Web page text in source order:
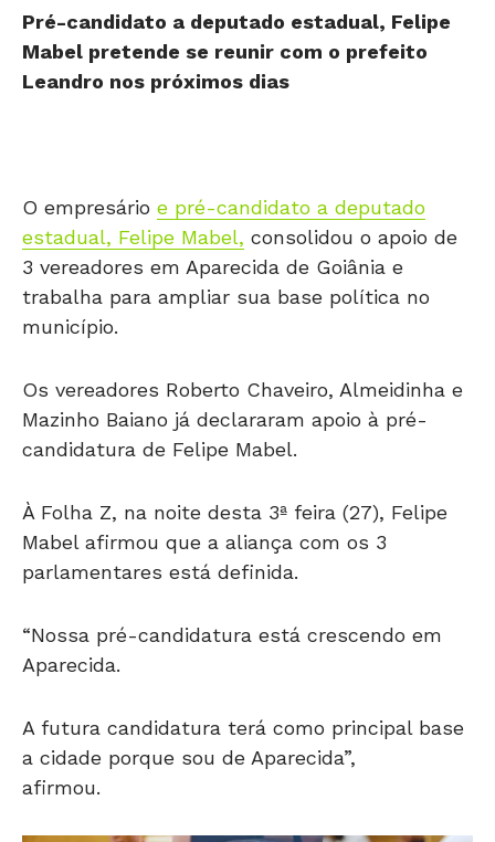
Pré-candidato a deputado estadual, Felipe
Mabel pretende se reunir com o prefeito
Leandro nos próximos dias
O empresário e pré-candidato a deputado
estadual, Felipe Mabel, consolidou o apoio de
3 vereadores em Aparecida de Goiânia e
trabalha para ampliar sua base política no
município.
Os vereadores Roberto Chaveiro, Almeidinha e
Mazinho Baiano já declararam apoio à pré-
candidatura de Felipe Mabel.
À Folha Z, na noite desta 3ª feira (27), Felipe
Mabel afirmou que a aliança com os 3
parlamentares está definida.
“Nossa pré-candidatura está crescendo em
Aparecida.
A futura candidatura terá como principal base
a cidade porque sou de Aparecida”,
afirmou.